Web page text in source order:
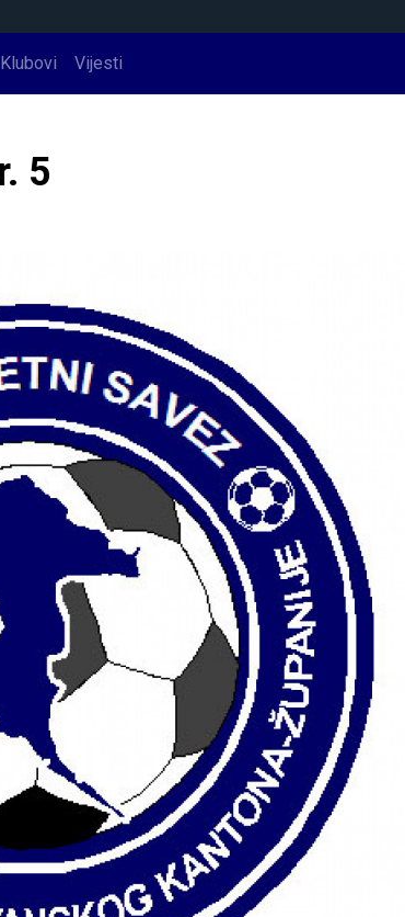
Klubovi Vijesti
5